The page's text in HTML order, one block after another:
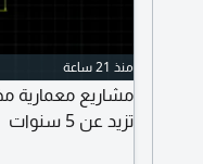
منذ 21 ساعة
مشاريع معمارية
تزيد عن 5 سنوات